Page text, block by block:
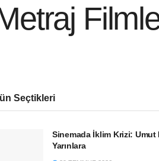
Seçtikleri
Sinemada İklim Krizi: Umut
Yarınlara